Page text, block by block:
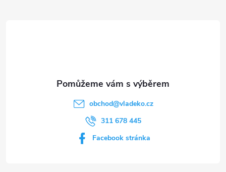
obchod@vladeko.cz
311 678 445
Facebook stránka